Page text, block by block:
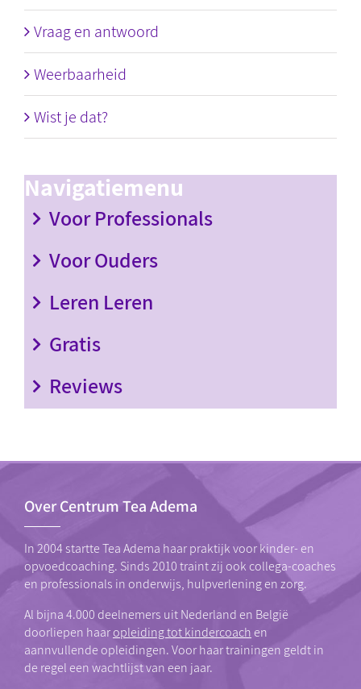
Vraag en antwoord
Weerbaarheid
Wist je dat?
Navigatiemenu
Voor Professionals
Voor Ouders
Leren Leren
Gratis
Reviews
Over Centrum Tea Adema
In 2004 startte Tea Adema haar praktijk voor kinder- en
opvoedcoaching. Sinds 2010 traint zij ook collega-coaches
en professionals in onderwijs, hulpverlening en zorg.
Al bijna 4.000 deelnemers uit Nederland en België
doorliepen haaropleiding tot kindercoachen
aannvullende opleidingen. Voor haar trainingen geldt in
de regel een wachtlijst van een jaar.